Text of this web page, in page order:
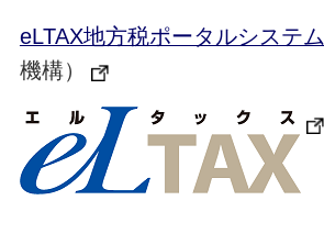
eLTAX地方税ポータルシステム
機構）